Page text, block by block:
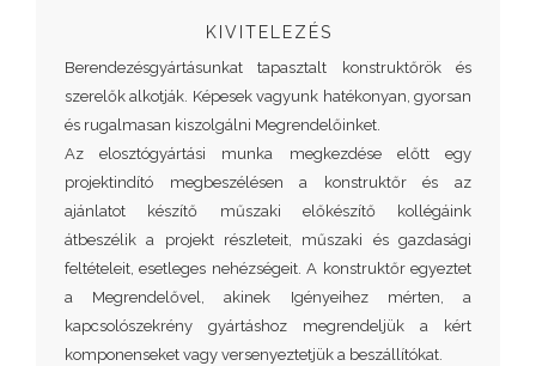
KIVITELEZÉS
Berendezésgyártásunkat tapasztalt konstruktőrök és
szerelők alkotják. Képesek vagyunk hatékonyan, gyorsan
és rugalmasan kiszolgálni Megrendelőinket.
Az elosztógyártási munka megkezdése előtt egy
projektindító megbeszélésen a konstruktőr és az
ajánlatot készítő műszaki előkészítő kollégáink
átbeszélik a projekt részleteit, műszaki és gazdasági
feltételeit, esetleges nehézségeit. A konstruktőr egyeztet
a Megrendelővel, akinek Igényeihez mérten, a
kapcsolószekrény gyártáshoz megrendeljük a kért
komponenseket vagy versenyeztetjük a beszállítókat.